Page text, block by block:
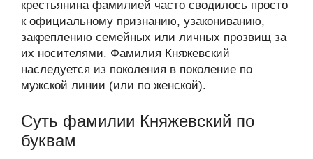
крестьянина фамилией часто сводилось просто
к официальному признанию, узакониванию,
закреплению семейных или личных прозвищ за
их носителями. Фамилия Княжевский
наследуется из поколения в поколение по
мужской линии (или по женской).
Суть фамилии Княжевский по
буквам